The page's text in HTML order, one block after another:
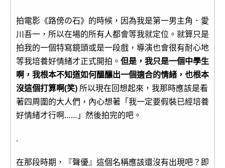
拍電影《路傍の石》的時候，因為我是第一男主角．愛
川吾一，所以在場的所有人都會等我就定位。就算只是
拍我的一個特寫鏡頭或是一段戲，導演也會很有耐心地
等我培養好情緒才正式開拍。 但是，我只是一個中學生
啊，我根本不知道如何醞釀出一個適合的情緒，也根本
沒這個打算啊(笑) 所以現在回想起來，我那時應該是看
著四周圍的大人們，內心想著「我一定要假裝已經培養
好情緒才行啊……」然後拍完的吧。
.
在那段時期，『聲優』這個名稱應該還沒有出現吧？即